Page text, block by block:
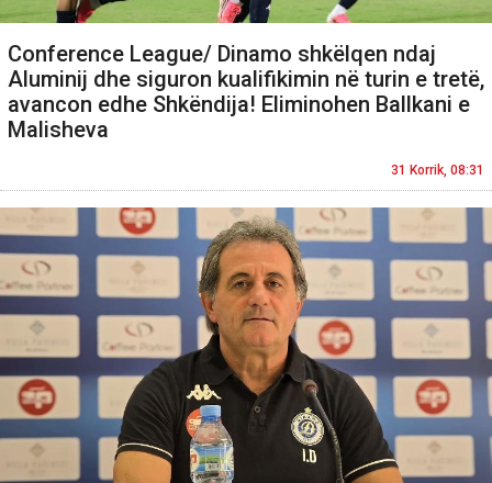
Conference League/ Dinamo shkëlqen ndaj
Aluminij dhe siguron kualifikimin në turin e tretë,
avancon edhe Shkëndija! Eliminohen Ballkani e
Malisheva
31 Korrik, 08:31